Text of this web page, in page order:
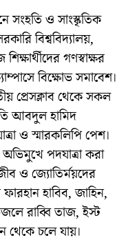
সংহতি ও সাংস্কৃতিক
বিশ্ববিদ্যালয়,
গণস্বাক্ষর
বিক্ষোভ সমাবেশ।
প্রেসক্লাব থেকে সকল
আবদুল হামিদ
ও স্মারকলিপি পেশ।
পদযাত্রা করা
ও জ্যোতির্ময়দের
হাবিব, জাহিন,
রাব্বি তাজ, ইস্ট
থেকে চলে যায়।